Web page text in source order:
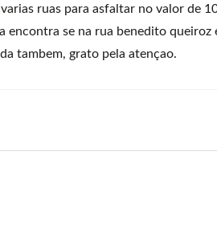
ruas para asfaltar no valor de
encontra se na rua benedito queiroz
tambem, grato pela atençao.